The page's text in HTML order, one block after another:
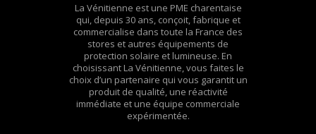
La Vénitienne est une PME charentaise
qui, depuis 30 ans, conçoit, fabrique et
commercialise dans toute la France des
stores et autres équipements de
protection solaire et lumineuse. En
choisissant La Vénitienne, vous faites le
choix d’un partenaire qui vous garantit un
produit de qualité, une réactivité
immédiate et une équipe commerciale
expérimentée.